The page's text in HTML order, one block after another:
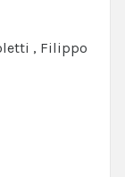
, Filippo